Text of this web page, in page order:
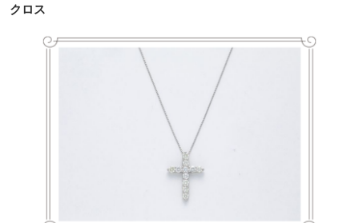
クロス